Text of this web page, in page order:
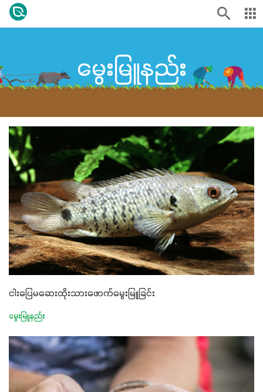
မွေးမြူနည်း
ငါးပြေမဆေးထိုးသားဖောက်မွေးမြူခြင်း
မွေးမြူနည်း